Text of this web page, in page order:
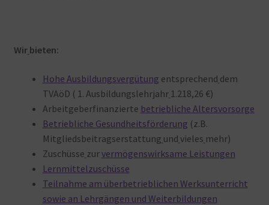
Wir bieten:
Hohe Ausbildungsvergütung entsprechend dem
TVAöD ( 1. Ausbildungslehrjahr 1.218,26 €)
Arbeitgeberfinanzierte betriebliche Altersvorsorge
Betriebliche Gesundheitsförderung (z.B.
Mitgliedsbeitragserstattung und vieles mehr)
Zuschüsse zurvermögenswirksame Leistungen
Lernmittelzuschüsse
Teilnahme am überbetrieblichen Werksunterricht
sowie an Lehrgängen und Weiterbildungen